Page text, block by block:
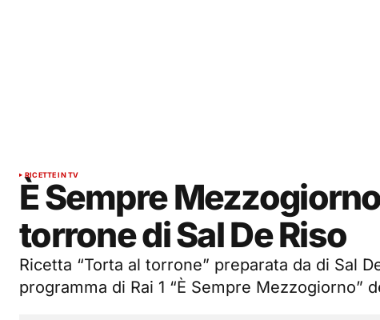
RICETTE IN TV
È Sempre
torrone di Sal De Riso
Ricetta “Torta al torrone” preparata da di Sal
programma di Rai 1 “È Sempre Mezzogiorno”